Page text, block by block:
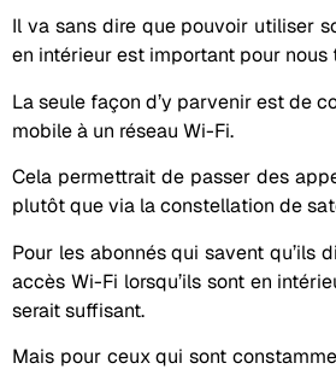
Il va sans dire que pouvoir utiliser
en intérieur est important pour nous
La seule façon d’y parvenir est de
mobile à un réseau Wi-Fi.
Cela permettrait de passer des
plutôt que via la constellation de
Pour les abonnés qui savent qu’ils
accès Wi-Fi lorsqu’ils sont en
serait suffisant.
Mais pour ceux qui sont